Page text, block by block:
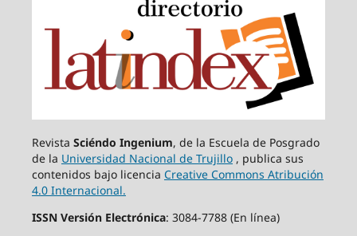
Revista Sciéndo Ingenium, de la Escuela de Posgrado
de la Universidad Nacional de Trujillo, publica sus
contenidos bajo licencia Creative Commons Atribución
4.0 Internacional.
ISSN Versión Electrónica: 3084-7788 (En línea)